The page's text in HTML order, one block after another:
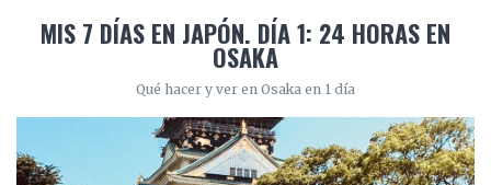
MIS 7 DÍAS EN JAPÓN. DÍA 1: 24 HORAS EN
OSAKA
Qué hacer y ver en Osaka en 1 día